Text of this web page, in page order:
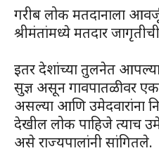
गरीब लोक मतदानाला
श्रीमंतांमध्ये मतदार
इतर देशांच्या तुलनेत
सुज्ञ असून गावपातळीवर
असल्या आणि उमेदवारांना
देखील लोक पाहिजे त्याच
असे राज्यपालांनी सांगितले.